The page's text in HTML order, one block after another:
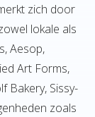
zich door
lokale als
Aesop,
Art Forms,
Bakery, Sissy-
zoals